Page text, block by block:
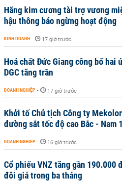
Hãng kim cương tài trợ vương
hậu thông báo ngừng hoạt động
KINH DOANH - 17 giờ trước
Hoá chất Đức Giang công bố hai
DGC tăng trần
DOANH NGHIỆP - 17 giờ trước
Khởi tố Chủ tịch Công ty
đường sắt tốc độ cao Bắc - Nam
DOANH NGHIỆP - 16 giờ trước
Cổ phiếu VNZ tăng gần 190.000
đôi giá trong ba tháng